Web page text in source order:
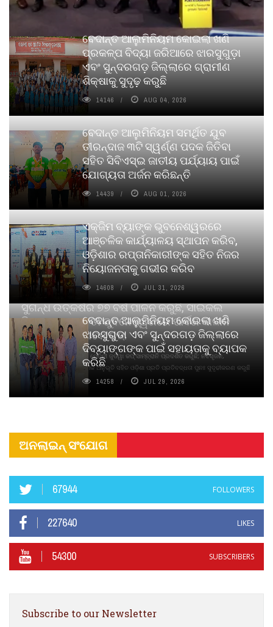
ସୁଗନ୍ଧ ଉତ୍କର୍ଷର ୭୭ ବର୍ଷ ପାଳନ କରୁଛି, ସାଇକଲ
ପିୟୋର୍‌ ଅଗରବତୀ ଭୁବନେଶ୍ୱରରେ ପାର୍ବଣ କାଳୀନ
ନବସୃଜନ ଉନ୍ମୋଚନ କଲା
ବାଉଁଶ ବିହୀନ କଠିନ ଧୂପ ଏବଂ ମେଦିନୀ ଜୁଡୱା କପ୍‌ ସାମ୍ବ୍ରାନି ପ୍ରଦର୍ଶିତ କରୁଛି; ନବସୃଜନ,
ଦୀର୍ଘସ୍ଥାୟିତା ଏବଂ ଆଧ୍ୟାତ୍ମିକ ଅନୁଭୂତି ସହିତ ଓଡ଼ିଶା ପ୍ରତି ପ୍ରତିବଦ୍ଧତା ପୁନଃ ସୁଦୃଢୀକରଣ କରୁଛି
ବେଦାନ୍ତ ଆଲୁମିନିୟମ କୋଇଲା ଖଣି
ପ୍ରକଳ୍ପ ବିଦ୍ୟା ଜରିଆରେ ଝାରସୁଗୁଡ଼ା
ଏବଂ ସୁନ୍ଦରଗଡ଼ ଜିଲ୍ଲାରେ ଗ୍ରାମୀଣ
ଶିକ୍ଷାକୁ ସୁଦୃଢ଼ କରୁଛି
14146 AUG 04, 2026
ବେଦାନ୍ତ ଆଲୁମିନିୟମ ସମର୍ଥିତ ଯୁବ
ତୀରନ୍ଦାଜ ୩ଟି ସ୍ୱର୍ଣ୍ଣ ପଦକ ଜିତିବା
ସହିତ ସିବିଏସ୍ଇ ଜାତୀୟ ପର୍ଯ୍ୟାୟ ପାଇଁ
ଯୋଗ୍ୟତା ଅର୍ଜନ କରିଛନ୍ତି
14439 AUG 01, 2026
ଏକ୍ଜିମ ବ୍ୟାଙ୍କ ଭୁବନେଶ୍ୱରରେ
ଆଞ୍ଚଳିକ କାର୍ଯ୍ୟାଳୟ ସ୍ଥାପନ କରିବ,
ଓଡ଼ିଶାର ରପ୍ତାନିକାରୀଙ୍କ ସହିତ ନିଜର
ନିୟୋଜନତାକୁ ଗଭୀର କରିବ
14608 JUL 31, 2026
ବେଦାନ୍ତ ଆଲୁମିନିୟମ କୋଇଲା ଖଣି
ଝାରସୁଗୁଡା ଏବଂ ସୁନ୍ଦରଗଡ଼ ଜିଲ୍ଲାରେ
ଦିବ୍ୟାଙ୍ଗଙ୍କ ପାଇଁ ସହାୟତାକୁ ବ୍ୟାପକ
କରିଛି
14258 JUL 29, 2026
ଅନଲାଇନ୍ ସଂଯୋଗ
67944 FOLLOWERS
227640 LIKES
54300 SUBSCRIBERS
Subscribe to our Newsletter